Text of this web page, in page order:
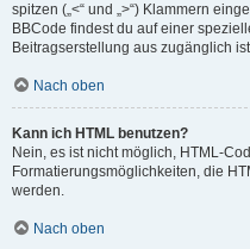
spitzen („<“ und „>“) Klammern
BBCode findest du auf einer
Beitragserstellung aus zugänglich
Nach oben
Kann ich HTML benutzen?
Nein, es ist nicht möglich, HTML-
Formatierungsmöglichkeiten, die
werden.
Nach oben